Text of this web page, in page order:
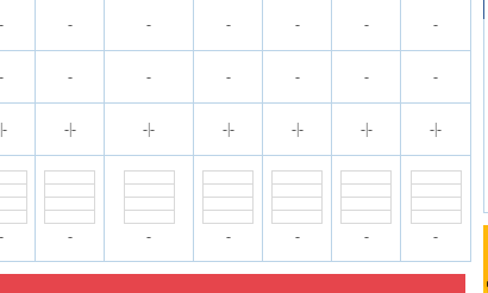
- - - - - - -
- - - - - - -
- -|- -- -|- -|- -|- --
- - - - - - -